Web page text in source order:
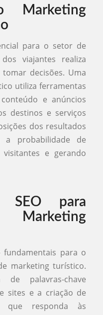
Marketing
para o setor de
viajantes realiza
decisões. Uma
utiliza ferramentas
e anúncios
destinos e serviços
dos resultados
a probabilidade de
e gerando
SEO para
Marketing
fundamentais para o
marketing turístico.
palavras-chave
sites e a criação de
que responda às